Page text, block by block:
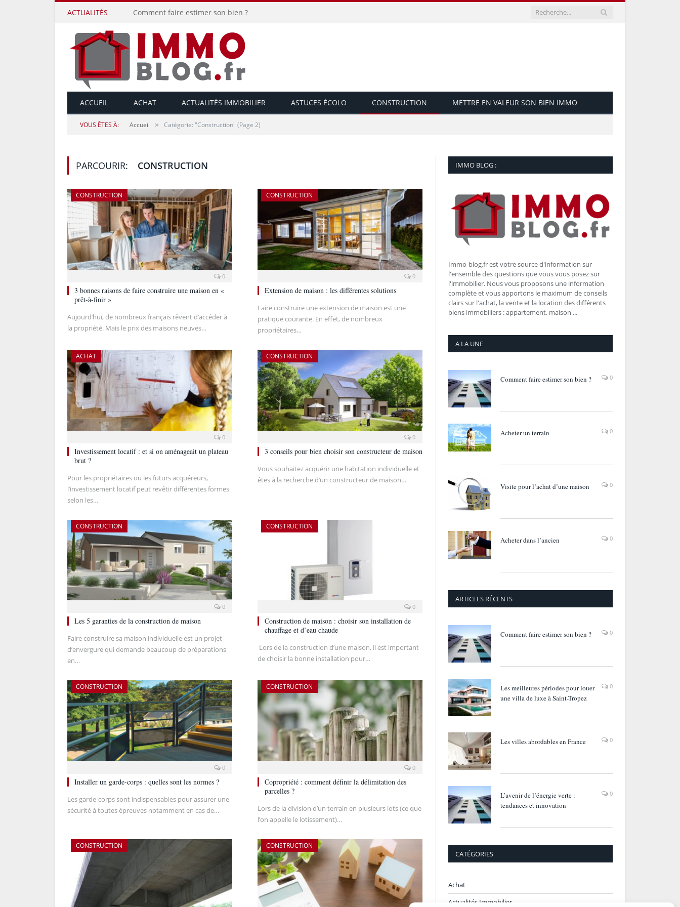
ACTUALITÉS Comment faire estimer son bien ?
ACCUEIL ACHAT ACTUALITÉS IMMOBILIER ASTUCES ÉCOLO CONSTRUCTION METTRE EN VALEUR SON BIEN IMMO
VOUS ÊTES À: Accueil » Catégorie: "Construction" (Page 2)
PARCOURIR: CONSTRUCTION
CONSTRUCTION
0
3 bonnes raisons de faire construire une maison en «
prêt-à-finir »
Aujourd’hui, de nombreux français rêvent d’accéder à
la propriété. Mais le prix des maisons neuves…
CONSTRUCTION
0
Extension de maison : les différentes solutions
Faire construire une extension de maison est une
pratique courante. En effet, de nombreux
propriétaires…
ACHAT
0
Investissement locatif : et si on aménageait un plateau
brut ?
Pour les propriétaires ou les futurs acquéreurs,
l’investissement locatif peut revêtir différentes formes
selon les…
CONSTRUCTION
0
3 conseils pour bien choisir son constructeur de maison
Vous souhaitez acquérir une habitation individuelle et
êtes à la recherche d’un constructeur de maison…
CONSTRUCTION
0
Les 5 garanties de la construction de maison
Faire construire sa maison individuelle est un projet
d’envergure qui demande beaucoup de préparations
en…
CONSTRUCTION
0
Construction de maison : choisir son installation de
chauffage et d’eau chaude
Lors de la construction d’une maison, il est important
de choisir la bonne installation pour…
CONSTRUCTION
0
Installer un garde-corps : quelles sont les normes ?
Les garde-corps sont indispensables pour assurer une
sécurité à toutes épreuves notamment en cas de…
CONSTRUCTION
0
Copropriété : comment définir la délimitation des
parcelles ?
Lors de la division d’un terrain en plusieurs lots (ce que
l’on appelle le lotissement)…
CONSTRUCTION CONSTRUCTION
IMMO BLOG :
Immo-blog.fr est votre source d'information sur
l'ensemble des questions que vous vous posez sur
l'immobilier. Nous vous proposons une information
complète et vous apportons le maximum de conseils
clairs sur l'achat, la vente et la location des différents
biens immobiliers : appartement, maison ...
A LA UNE
0
Comment faire estimer son bien ?
0
Acheter un terrain
0
Visite pour l’achat d’une maison
0
Acheter dans l’ancien
ARTICLES RÉCENTS
0
Comment faire estimer son bien ?
0
Les meilleures périodes pour louer
une villa de luxe à Saint-Tropez
0
Les villes abordables en France
0
L’avenir de l’énergie verte :
tendances et innovation
CATÉGORIES
Achat
Actualités Immobilier